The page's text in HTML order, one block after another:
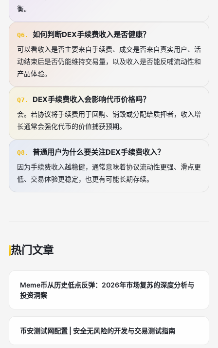
衡。
Q6. 如何判断DEX手续费收入是否健康？
可以看收入是否主要来自手续费、成交是否来自真实用户、活
动结束后是否仍能维持交易量，以及收入是否能反哺流动性和
产品体验。
Q7. DEX手续费收入会影响代币价格吗？
会。若协议将手续费用于回购、销毁或分配给质押者，收入增
长通常会强化代币的价值捕获预期。
Q8. 普通用户为什么要关注DEX手续费收入？
因为手续费收入越稳健，通常意味着协议流动性更强、滑点更
低、交易体验更稳定，也更有可能长期存续。
热门文章
Meme币从历史低点反弹：2026年市场复苏的深度分析与
投资洞察
币安测试网配置 | 安全无风险的开发与交易测试指南